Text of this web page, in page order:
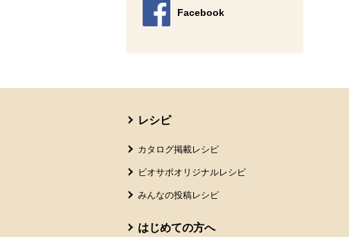
Facebook
別のウィンドウで開きます。
レシピ
カタログ掲載レシピ
ビオサポオリジナルレシピ
みんなの投稿レシピ
はじめての方へ